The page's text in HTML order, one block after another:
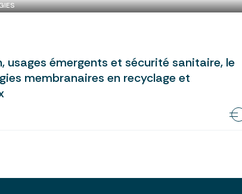
usages émergents et sécurité sanitaire, le
membranaires en recyclage et